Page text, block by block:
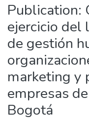
Publication:
ejercicio del
de gestión
marketing y
empresas
Bogotá